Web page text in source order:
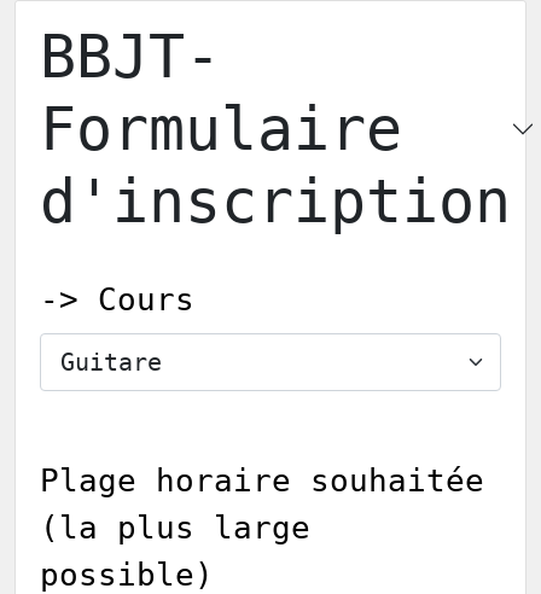
BBJT-
Formulaire
d'inscription
-> Cours
Plage horaire souhaitée
(la plus large
possible)